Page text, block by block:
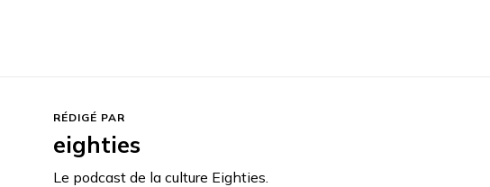
RÉDIGÉ PAR
eighties
Le podcast de la culture Eighties.